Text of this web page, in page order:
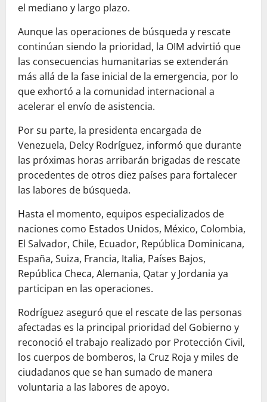
el mediano y largo plazo.
Aunque las operaciones de búsqueda y rescate
continúan siendo la prioridad, la OIM advirtió que
las consecuencias humanitarias se extenderán
más allá de la fase inicial de la emergencia, por lo
que exhortó a la comunidad internacional a
acelerar el envío de asistencia.
Por su parte, la presidenta encargada de
Venezuela, Delcy Rodríguez, informó que durante
las próximas horas arribarán brigadas de rescate
procedentes de otros diez países para fortalecer
las labores de búsqueda.
Hasta el momento, equipos especializados de
naciones como Estados Unidos, México, Colombia,
El Salvador, Chile, Ecuador, República Dominicana,
España, Suiza, Francia, Italia, Países Bajos,
República Checa, Alemania, Qatar y Jordania ya
participan en las operaciones.
Rodríguez aseguró que el rescate de las personas
afectadas es la principal prioridad del Gobierno y
reconoció el trabajo realizado por Protección Civil,
los cuerpos de bomberos, la Cruz Roja y miles de
ciudadanos que se han sumado de manera
voluntaria a las labores de apoyo.